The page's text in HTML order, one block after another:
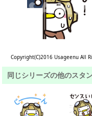
Copyright(C)2016 Usageenu All
同じシリーズの他のスタ